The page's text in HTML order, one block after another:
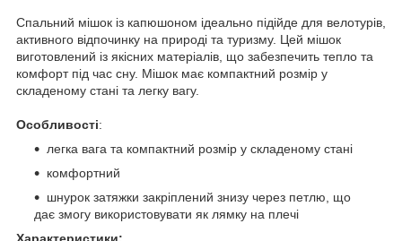
Спальний мішок із капюшоном ідеально підійде для велотурів,
активного відпочинку на природі та туризму. Цей мішок
виготовлений із якісних матеріалів, що забезпечить тепло та
комфорт під час сну. Мішок має компактний розмір у
складеному стані та легку вагу.
Особливості:
легка вага та компактний розмір у складеному стані
комфортний
шнурок затяжки закріплений знизу через петлю, що
дає змогу використовувати як лямку на плечі
Характеристики: